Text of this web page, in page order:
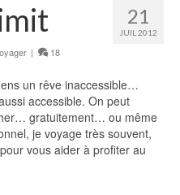
21
JUIL 2012
| 18
un rêve inaccessible…
accessible. On peut
gratuitement… ou même
je voyage très souvent,
vous aider à profiter au